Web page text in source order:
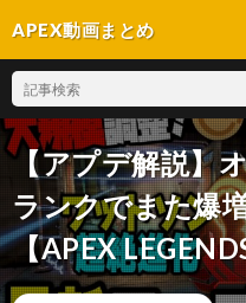
APEX動画まとめ
【アプデ解説】
ランクでまた爆
【APEX